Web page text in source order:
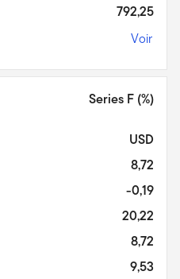
792,25
Voir
Series F (%)
USD
8,72
-0,19
20,22
8,72
9,53